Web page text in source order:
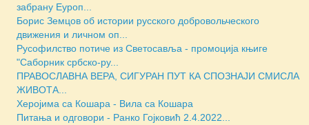
забрану Еуроп...
Борис Земцов об истории русского добровольческого
движения и личном оп...
Русофилство потиче из Светосавља - промоција књиге
"Саборник србско-ру...
ПРАВОСЛАВНА ВЕРА, СИГУРАН ПУТ КА СПОЗНАЈИ СМИСЛА
ЖИВОТА...
Херојима са Кошара - Вила са Кошара
Питања и одговори - Ранко Гојковић 2.4.2022...